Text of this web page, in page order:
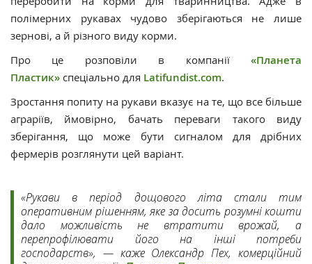
полімерних рукавах чудово зберігаються не лише
зернові, а й різного виду корми.
Про це розповіли в компанії «Планета
Пластик» спеціально для Latifundist.com.
Зростання попиту на рукави вказує на те, що все більше
аграріїв, ймовірно, бачать переваги такого виду
зберігання, що може бути сигналом для дрібних
фермерів розглянути цей варіант.
«Рукави в період дощового літа стали тим
оперативним рішенням, яке за досить розумні кошти
дало можливість не втратити врожай, а
перепрофілювати його на інші потреби
господарств», — каже Олександр Пех, комерційний